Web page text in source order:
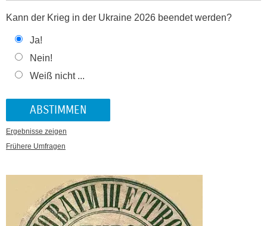
Kann der Krieg in der Ukraine 2026 beendet werden?
Ja!
Nein!
Weiß nicht ...
Ergebnisse zeigen
Frühere Umfragen